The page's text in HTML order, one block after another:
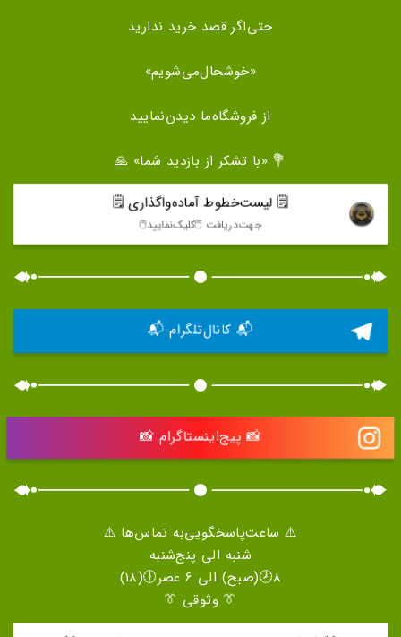
حتی‌اگر قصد خرید ندارید
«خوشحال‌می‌شویم»
از فروشگاه‌ما دیدن‌نمایید
💐 «با تشکر از بازدید شما» 🙏
🗒️ لیست‌خطوط آماده‌واگذاری 🗒️
جهت‌دريافت 🖱️كليک‌نماييد🖱️
📬 کانال‌تلگرام 📬
📸 پیج‌اینستاگرام 📸
⚠️ ساعت‌پاسخگویی‌به تماس‌ها ⚠️
شنبه الی پنج‌شنبه
8🕗(صبح) الی 6 عصر🕕(18)
👔 وثوقی 👔